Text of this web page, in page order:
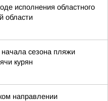
исполнения областного
области
начала сезона пляжи
курян
направлении